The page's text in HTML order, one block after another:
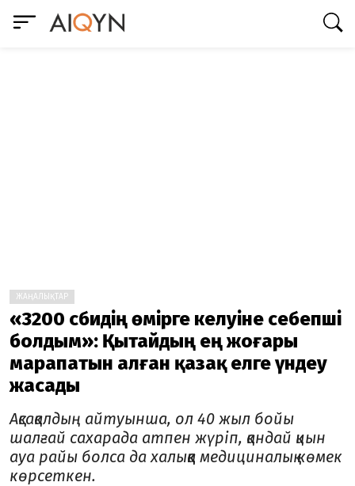
ЖАҢАЛЫҚТАР
«3200 сәбидің өмірге келуіне себепші
болдым»: Қытайдың ең жоғары
марапатын алған қазақ елге үндеу
жасады
Ақсақалдың айтуынша, ол 40 жыл бойы
шалғай сахарада атпен жүріп, қандай қиын
ауа райы болса да халыққа медициналық көмек
көрсеткен.